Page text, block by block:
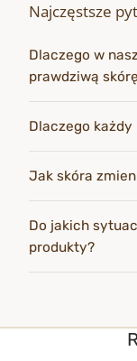
Najczęstsze
Dlaczego w
prawdziwą
Dlaczego
Jak skóra
Do jakich
produkty?